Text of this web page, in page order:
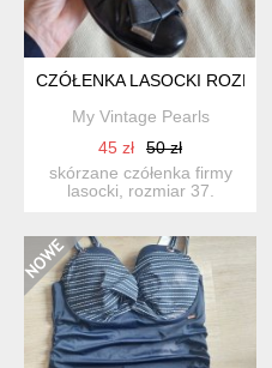
CZÓŁENKA LASOCKI ROZM 37
My Vintage Pearls
45 zł
50 zł
skórzane czółenka firmy
lasocki, rozmiar 37.